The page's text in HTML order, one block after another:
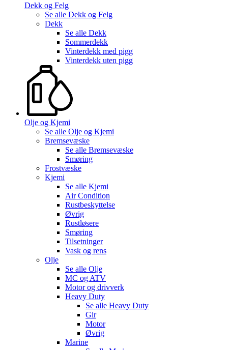
Dekk og Felg
Se alle Dekk og Felg
Dekk
Se alle Dekk
Sommerdekk
Vinterdekk med pigg
Vinterdekk uten pigg
Olje og Kjemi
Se alle Olje og Kjemi
Bremsevæske
Se alle Bremsevæske
Smøring
Frostvæske
Kjemi
Se alle Kjemi
Air Condition
Rustbeskyttelse
Øvrig
Rustløsere
Smøring
Tilsetninger
Vask og rens
Olje
Se alle Olje
MC og ATV
Motor og drivverk
Heavy Duty
Se alle Heavy Duty
Gir
Motor
Øvrig
Marine